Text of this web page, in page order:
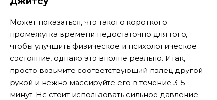
Может показаться, что такого короткого
промежутка времени недостаточно для того,
чтобы улучшить физическое и психологическое
состояние, однако это вполне реально. Итак,
просто возьмите соответствующий палец другой
рукой и нежно массируйте его в течение 3-5
минут. Не стоит использовать сильное давление –